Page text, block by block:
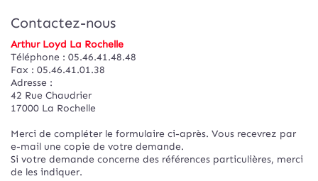
Etude de marché
Notre Agence
Contact
Contactez-nous
Arthur Loyd La Rochelle
Téléphone : 05.46.41.48.48
Fax : 05.46.41.01.38
Adresse :
42 Rue Chaudrier
17000 La Rochelle
Merci de compléter le formulaire ci-après. Vous recevrez par
e-mail une copie de votre demande.
Si votre demande concerne des références particulières, merci
de les indiquer.